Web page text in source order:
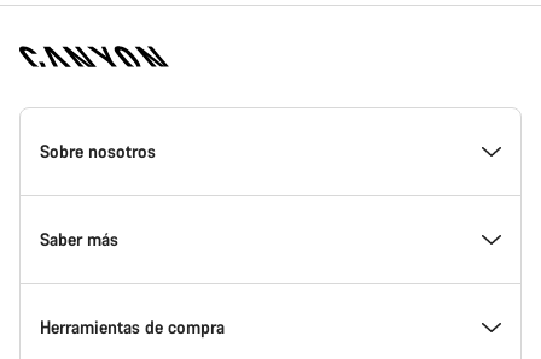
Canyon
Homepage
Sobre nosotros
Conoce Canyon
Innovación en Canyon
Saber más
Eventos
Herramientas de compra